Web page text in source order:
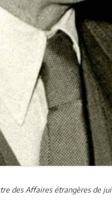
des Affaires étrangères de